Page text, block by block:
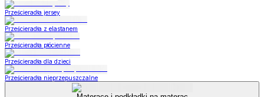
Prześcieradła jersey
Prześcieradła z elastanem
Prześcieradła płócienne
Prześcieradła dla dzieci
Prześcieradła nieprzepuszczalne